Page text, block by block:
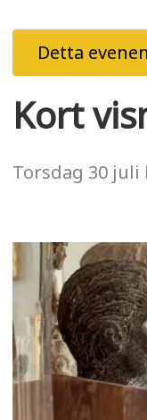
Detta
Kort
Torsdag 30 juli